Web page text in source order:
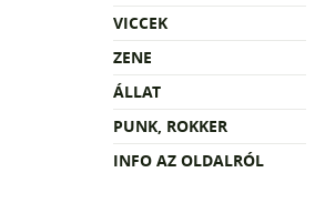
VICCEK
ZENE
ÁLLAT
PUNK, ROKKER
INFO AZ OLDALRÓL